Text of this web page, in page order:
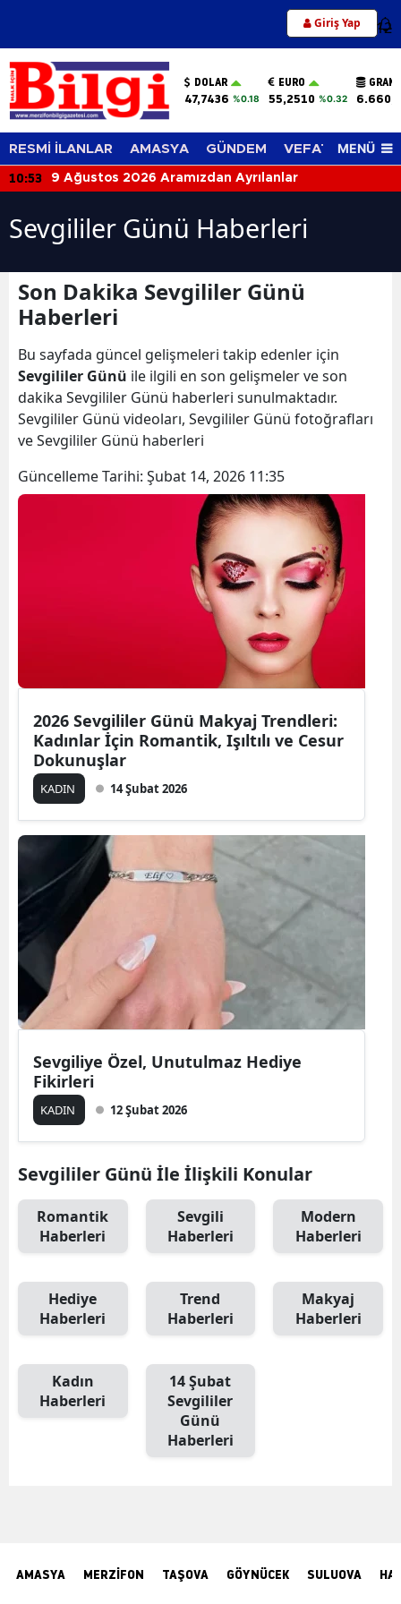
Giriş Yap 12
DOLAR
47,7436 %0.18
EURO
55,2510 %0.32
RESMİ İLANLAR AMASYA GÜNDEM VEFAT EDENLER
MENÜ
10:53 9 Ağustos 2026 Aramızdan Ayrılanlar
Sevgililer Günü Haberleri
Son Dakika Sevgililer Günü
Haberleri
Bu sayfada güncel gelişmeleri takip edenler için
Sevgililer Günü ile ilgili en son gelişmeler ve son
dakika Sevgililer Günü haberleri sunulmaktadır.
Sevgililer Günü videoları, Sevgililer Günü fotoğrafları
ve Sevgililer Günü haberleri
Güncelleme Tarihi: Şubat 14, 2026 11:35
2026 Sevgililer Günü Makyaj Trendleri:
Kadınlar İçin Romantik, Işıltılı ve Cesur
Dokunuşlar
KADIN 14 Şubat 2026
Sevgiliye Özel, Unutulmaz Hediye
Fikirleri
KADIN 12 Şubat 2026
Sevgililer Günü İle İlişkili Konular
Romantik
Haberleri
Sevgili
Haberleri
Modern
Haberleri
Hediye
Haberleri
Trend
Haberleri
Makyaj
Haberleri
Kadın
Haberleri
14 Şubat
Sevgililer
Günü
Haberleri
AMASYA MERZİFON TAŞOVA GÖYNÜCEK SULUOVA